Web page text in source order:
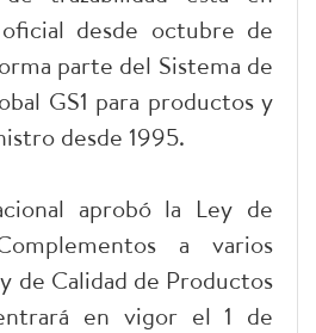
desde octubre de
parte del Sistema de
GS1 para productos y
desde 1995.
aprobó la Ley de
a varios
de Calidad de Productos
en vigor el 1 de